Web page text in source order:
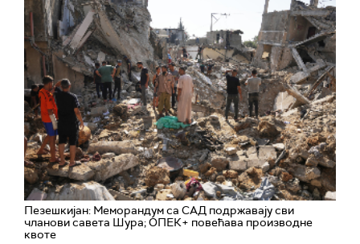
Пезешкијан: Меморандум са САД подржавају сви
чланови савета Шура; ОПЕК+ повећава производне
квоте